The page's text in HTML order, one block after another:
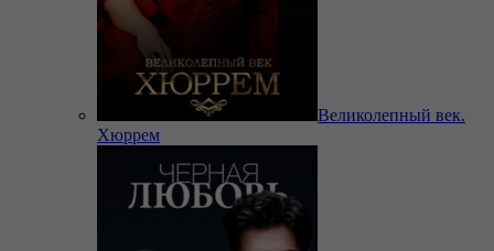
Великолепный век.
Хюррем